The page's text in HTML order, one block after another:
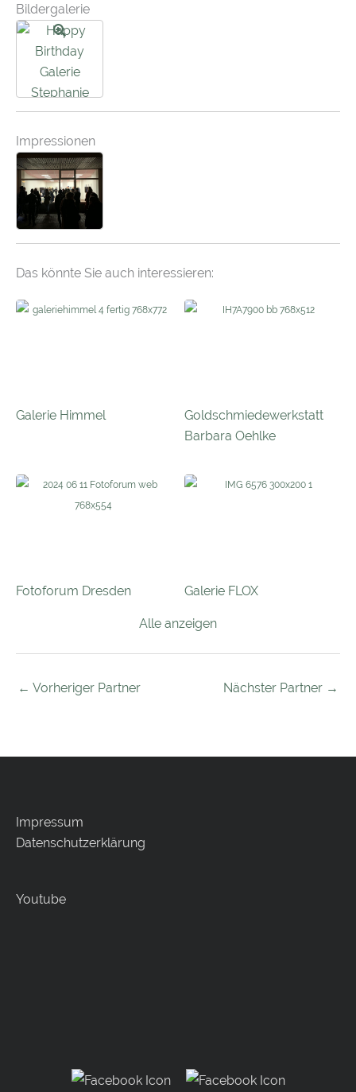
Bildergalerie
Impressionen
Das könnte Sie auch interessieren:
Galerie Himmel
Goldschmiedewerkstatt
Barbara Oehlke
Fotoforum Dresden Galerie FLOX
Alle anzeigen
← Vorheriger Partner Nächster Partner →
Impressum
Datenschutzerklärung
Youtube